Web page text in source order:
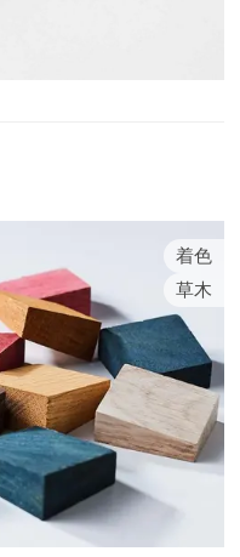
着色
草木